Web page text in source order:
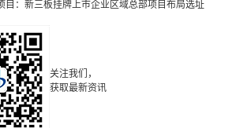
目：新三板挂牌上市企业区域总部项目布局选址
关注我们，
获取最新资讯